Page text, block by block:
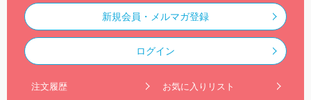
新規会員・メルマガ登録
ログイン
注文履歴 お気に入りリスト